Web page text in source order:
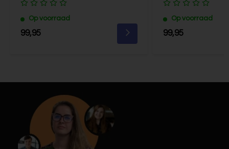
Op voorraad
99,95
Op voorraad
99,95